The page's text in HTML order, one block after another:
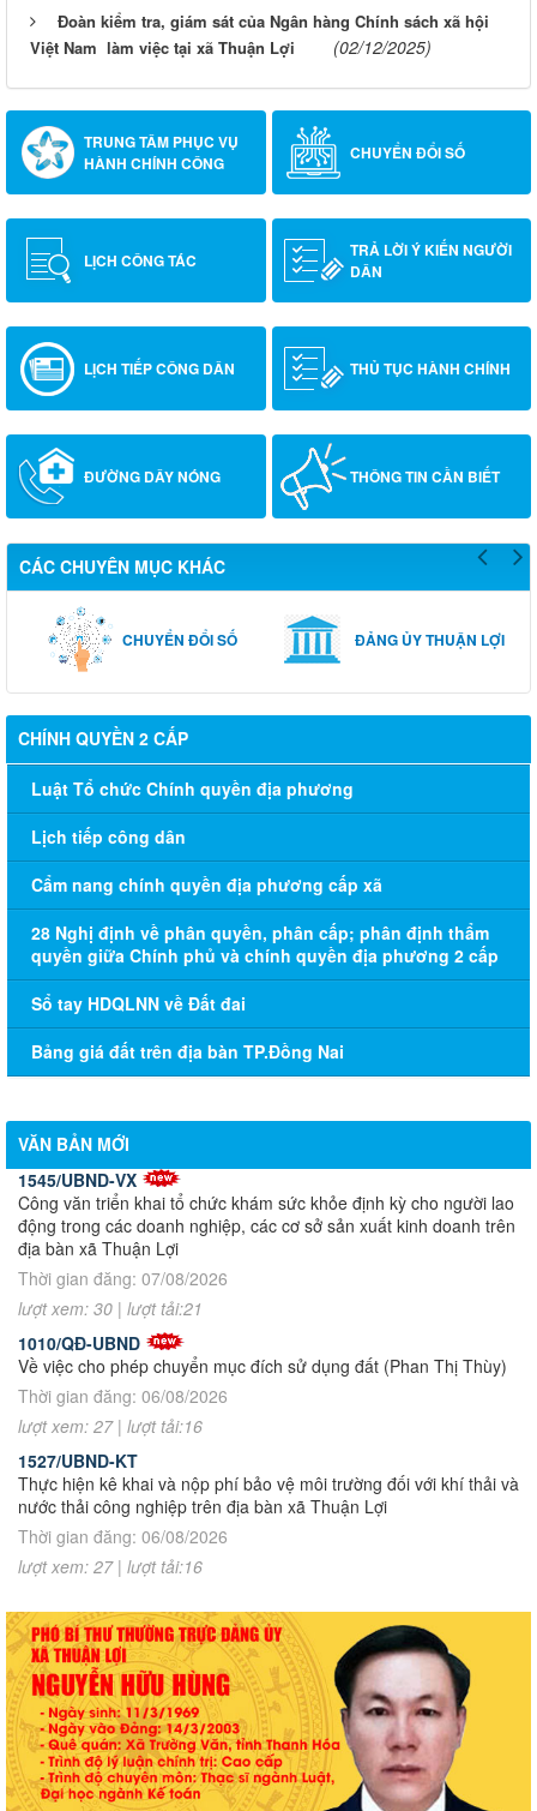
Đoàn kiểm tra, giám sát của Ngân hàng Chính sách xã hội
Việt Nam làm việc tại xã Thuận Lợi
(02/12/2025)
TRUNG TÂM PHỤC VỤ
HÀNH CHÍNH CÔNG
CHUYỂN ĐỔI SỐ
LỊCH CÔNG TÁC
TRẢ LỜI Ý KIẾN NGƯỜI
DÂN
LỊCH TIẾP CÔNG DÂN THỦ TỤC HÀNH CHÍNH
ĐƯỜNG DÂY NÓNG THÔNG TIN CẦN BIẾT
CÁC CHUYÊN MỤC KHÁC
CHUYỂN ĐỔI SỐ ĐẢNG ỦY THUẬN LỢI
CHÍNH QUYỀN 2 CẤP
Luật Tổ chức Chính quyền địa phương
Lịch tiếp công dân
Cẩm nang chính quyền địa phương cấp xã
28 Nghị định về phân quyền, phân cấp; phân định thẩm
quyền giữa Chính phủ và chính quyền địa phương 2 cấp
Sổ tay HDQLNN về Đất đai
Bảng giá đất trên địa bàn TP.Đồng Nai
VĂN BẢN MỚI
1545/UBND-VX
Công văn triển khai tổ chức khám sức khỏe định kỳ cho người lao
động trong các doanh nghiệp, các cơ sở sản xuất kinh doanh trên
địa bàn xã Thuận Lợi
Thời gian đăng: 07/08/2026
lượt xem: 30 | lượt tải:21
1010/QĐ-UBND
Về việc cho phép chuyển mục đích sử dụng đất (Phan Thị Thùy)
Thời gian đăng: 06/08/2026
lượt xem: 27 | lượt tải:16
1527/UBND-KT
Thực hiện kê khai và nộp phí bảo vệ môi trường đối với khí thải và
nước thải công nghiệp trên địa bàn xã Thuận Lợi
Thời gian đăng: 06/08/2026
lượt xem: 27 | lượt tải:16